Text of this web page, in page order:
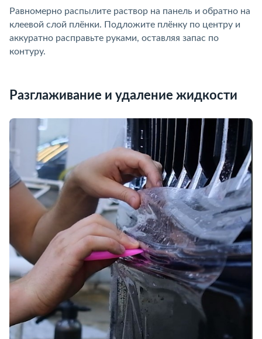
Равномерно распылите раствор на панель и обратно на
клеевой слой плёнки. Подложите плёнку по центру и
аккуратно расправьте руками, оставляя запас по
контуру.
Разглаживание и удаление жидкости